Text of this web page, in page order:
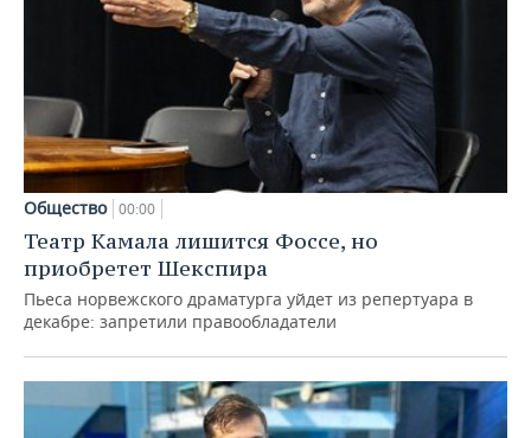
Общество 00:00
Театр Камала лишится Фоссе, но
приобретет Шекспира
Пьеса норвежского драматурга уйдет из репертуара в
декабре: запретили правообладатели